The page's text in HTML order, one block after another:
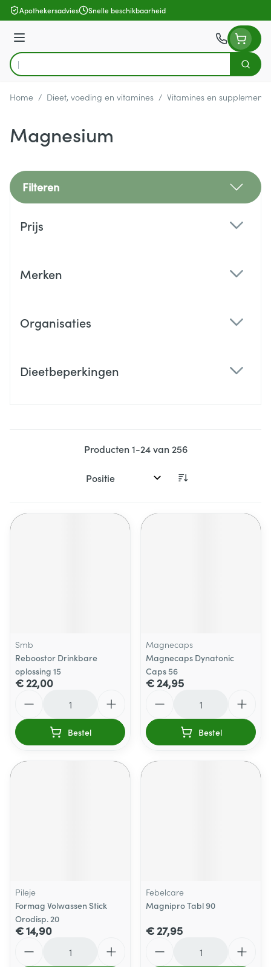
Ga naar de inhoud
Apothekersadvies Snelle beschikbaarheid
Menu
Product, merk, categorie...
Zoek
Home / Dieet, voeding en vitamines / Vitamines en
Magnesium
Filteren
Prijs
Merken
Organisaties
Dieetbeperkingen
Producten1-24van 256
Sorteer op:
Smb
Reboostor Drinkbare
oplossing 15
€ 22,00
Bestel
Magnecaps
Magnecaps Dynatonic
Caps 56
€ 24,95
Bestel
Pileje
Formag Volwassen Stick
Orodisp. 20
€ 14,90
Febelcare
Magnipro Tabl 90
€ 27,95